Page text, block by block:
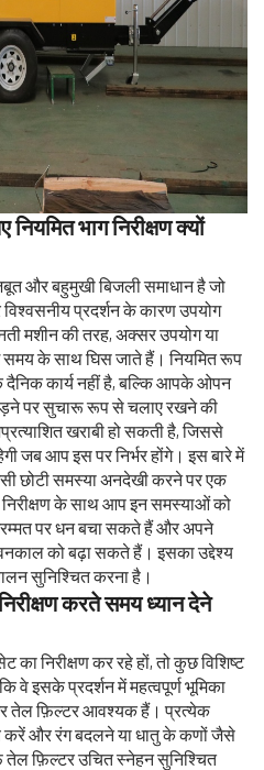
भाग निरीक्षण क्यों
और बहुमुखी बिजली समाधान है जो
प्रदर्शन के कारण उपयोग
मशीन की तरह, अक्सर उपयोग या
समय के साथ घिस जाते हैं। नियमित रूप
दैनिक कार्य नहीं है, बल्कि आपके ओपन
पर सुचारू रूप से चलाए रखने की
खराबी हो सकती है, जिससे
जब आप इस पर निर्भर होंगे। इस बारे में
छोटी समस्या अनदेखी करने पर एक
के साथ आप इन समस्याओं को
पर धन बचा सकते हैं और अपने
को बढ़ा सकते हैं। इसका उद्देश्य
सुनिश्चित करना है।
करते समय ध्यान देने
निरीक्षण कर रहे हों, तो कुछ विशिष्ट
वे इसके प्रदर्शन में महत्वपूर्ण भूमिका
तेल फ़िल्टर आवश्यक हैं। प्रत्येक
और रंग बदलने या धातु के कणों जैसे
फ़िल्टर उचित स्नेहन सुनिश्चित